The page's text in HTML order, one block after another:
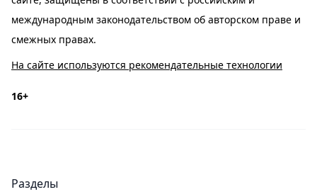
международным законодательством об авторском праве и
смежных правах.
На сайте используются рекомендательные технологии
16+
Разделы